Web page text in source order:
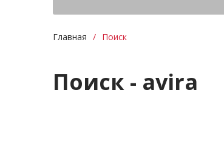
Главная Поиск
Поиск - avira